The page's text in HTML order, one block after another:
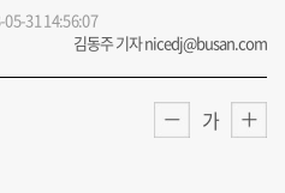
05-31 14:56:07
김동주 기자 nicedj@busan.com
가